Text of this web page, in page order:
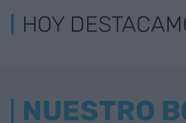
HOY
NUESTRO